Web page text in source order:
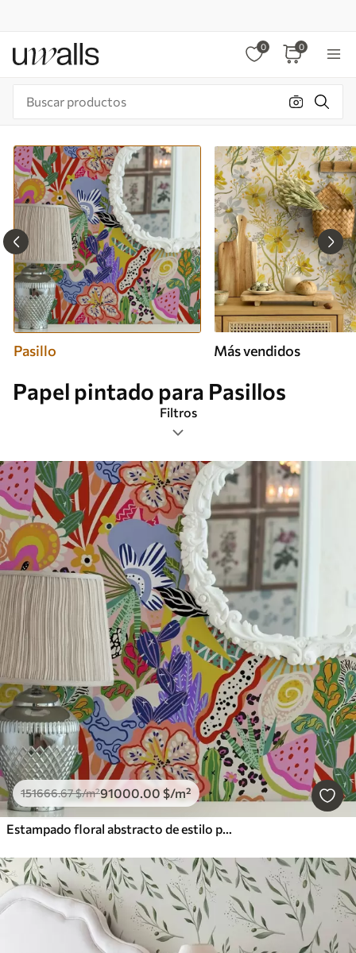
0 0
Pasillo Más vendidos
Papel pintado para Pasillos
Filtros
Etiquetas
Más popular
Borrar todos los filtros
151666.67$/m²91000.00 $/m²
Estampado floral abstracto de estilo pop art